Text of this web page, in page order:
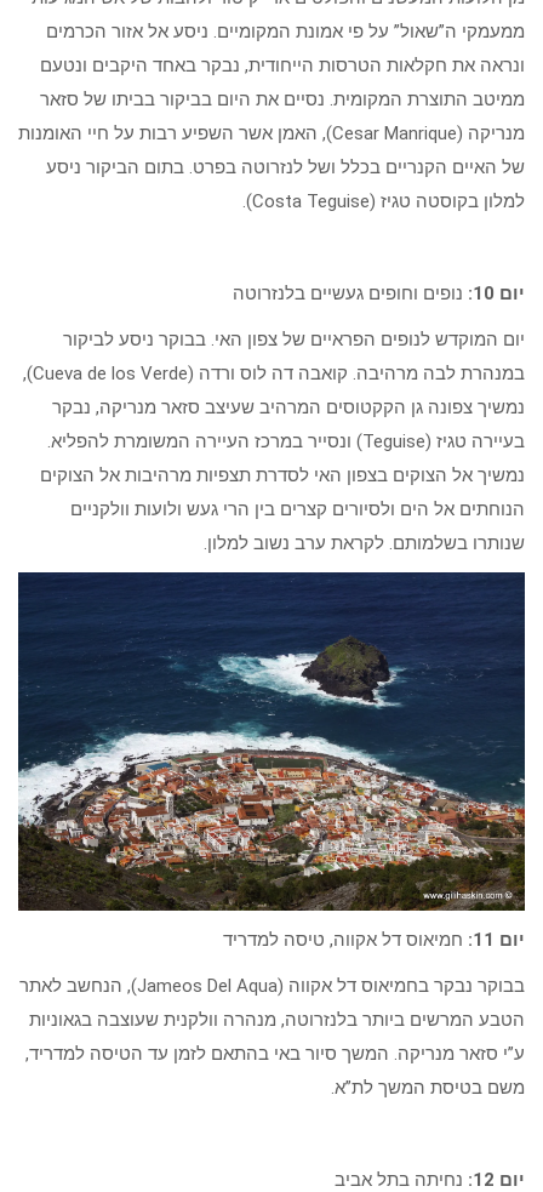
ממעמקי ה”שאול” על פי אמונת המקומיים. ניסע אל אזור הכרמים
ונראה את חקלאות הטרסות הייחודית, נבקר באחד היקבים ונטעם
ממיטב התוצרת המקומית. נסיים את היום בביקור בביתו של סזאר
מנריקה (Cesar Manrique), האמן אשר השפיע רבות על חיי האומנות
של האיים הקנריים בכלל ושל לנזרוטה בפרט. בתום הביקור ניסע
למלון בקוסטה טגיז (Costa Teguise).
יום 10: נופים וחופים געשיים בלנזרוטה
יום המוקדש לנופים הפראיים של צפון האי. בבוקר ניסע לביקור
במנהרת לבה מרהיבה. קואבה דה לוס ורדה (Cueva de los Verde),
נמשיך צפונה גן הקקטוסים המרהיב שעיצב סזאר מנריקה, נבקר
בעיירה טגיז (Teguise) ונסייר במרכז העיירה המשומרת להפליא.
נמשיך אל הצוקים בצפון האי לסדרת תצפיות מרהיבות אל הצוקים
הנוחתים אל הים ולסיורים קצרים בין הרי געש ולועות וולקניים
שנותרו בשלמותם. לקראת ערב נשוב למלון.
יום 11: חמיאוס דל אקווה, טיסה למדריד
בבוקר נבקר בחמיאוס דל אקווה (Jameos Del Aqua), הנחשב לאתר
הטבע המרשים ביותר בלנזרוטה, מנהרה וולקנית שעוצבה בגאוניות
ע”י סזאר מנריקה. המשך סיור באי בהתאם לזמן עד הטיסה למדריד,
משם בטיסת המשך לת”א.
יום 12: נחיתה בתל אביב